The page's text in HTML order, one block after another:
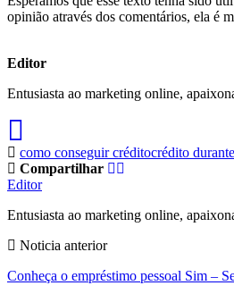
opinião através dos comentários, ela é
Editor
Entusiasta ao marketing online,
como conseguir créditocrédito
Compartilhar
Editor
Entusiasta ao marketing online,
Noticia anterior
Conheça o empréstimo pessoal Sim –